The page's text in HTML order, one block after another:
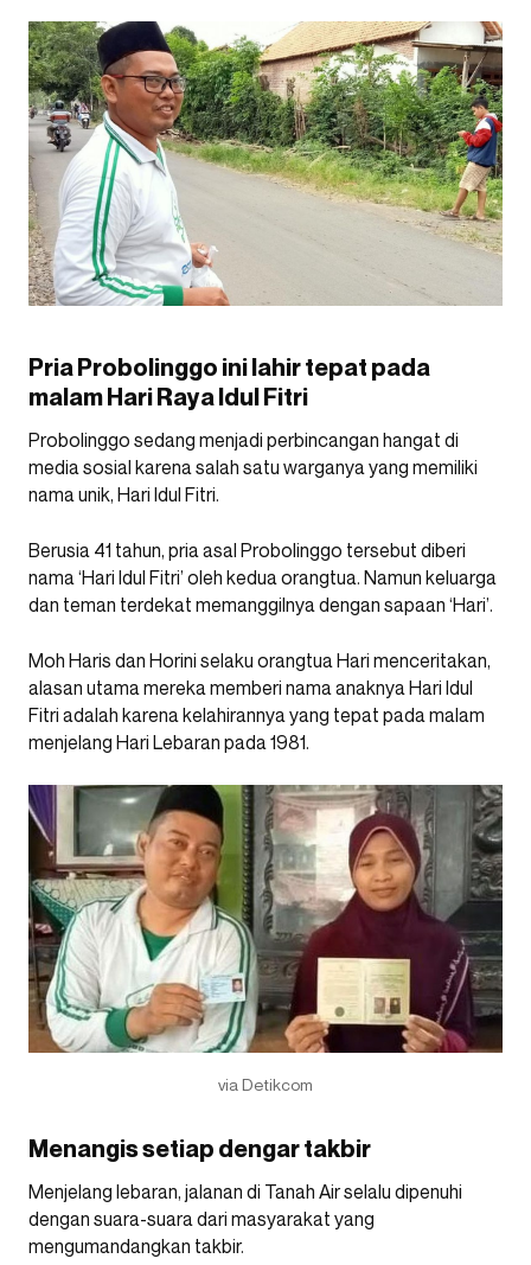
Pria Probolinggo ini lahir tepat pada
malam Hari Raya Idul Fitri
Probolinggo sedang menjadi perbincangan hangat di
media sosial karena salah satu warganya yang memiliki
nama unik, Hari Idul Fitri.
Berusia 41 tahun, pria asal Probolinggo tersebut diberi
nama ‘Hari Idul Fitri’ oleh kedua orangtua. Namun keluarga
dan teman terdekat memanggilnya dengan sapaan ‘Hari’.
Moh Haris dan Horini selaku orangtua Hari menceritakan,
alasan utama mereka memberi nama anaknya Hari Idul
Fitri adalah karena kelahirannya yang tepat pada malam
menjelang Hari Lebaran pada 1981.
via Detikcom
Menangis setiap dengar takbir
Menjelang lebaran, jalanan di Tanah Air selalu dipenuhi
dengan suara-suara dari masyarakat yang
mengumandangkan takbir.